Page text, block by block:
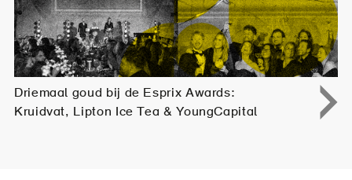
Driemaal goud bij de Esprix Awards:
Kruidvat, Lipton Ice Tea & YoungCapital